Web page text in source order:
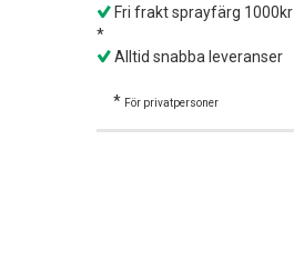
Fri frakt sprayfärg 1000kr
*
Alltid snabba leveranser
* För privatpersoner